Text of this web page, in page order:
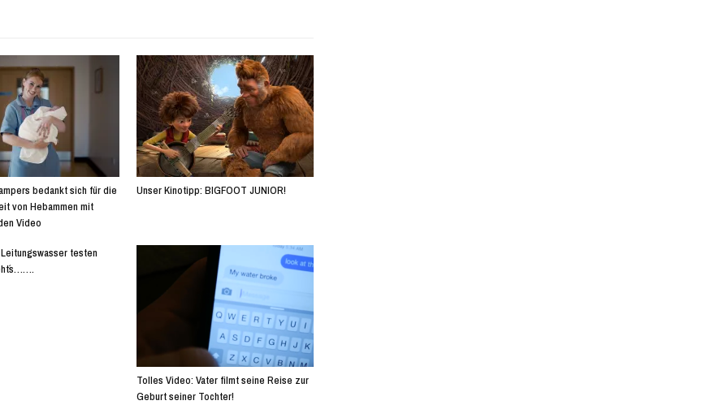
bedankt sich für die
von Hebammen mit
Video
Unser Kinotipp: BIGFOOT JUNIOR!
testen
Tolles Video: Vater filmt seine Reise zur
Geburt seiner Tochter!